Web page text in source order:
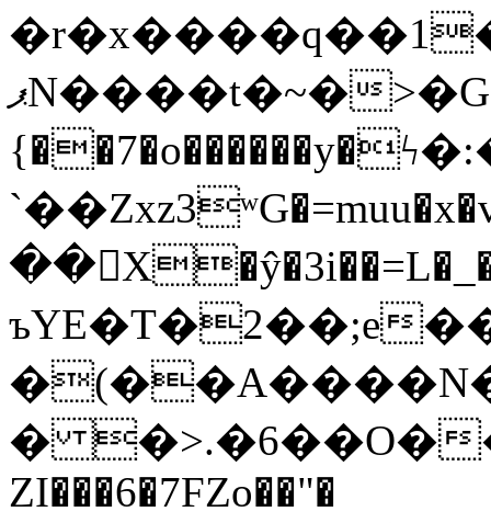
ޕN����t�~�>�G�{�Wރ�sl̞�@x_:�ˏ��՛��zU;wk�F�m�q}
ъYE�T�2��;e
� �>.�6��O�
ZI���6�7FZo��"�